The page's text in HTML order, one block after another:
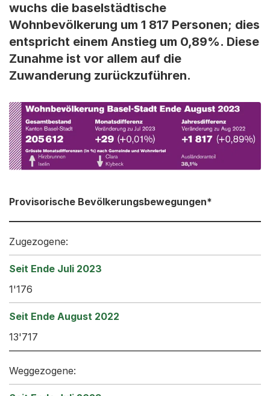
wuchs die baselstädtische
Wohnbevölkerung um 1 817 Personen; dies
entspricht einem Anstieg um 0,89%. Diese
Zunahme ist vor allem auf die
Zuwanderung zurückzuführen.
Provisorische Bevölkerungsbewegungen*
Zugezogene:
1'176
13'717
Weggezogene: